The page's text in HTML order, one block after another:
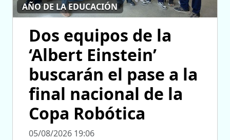
AÑO DE LA EDUCACIÓN
Dos equipos de la
‘Albert Einstein’
buscarán el pase a la
final nacional de la
Copa Robótica
05/08/2026 19:06